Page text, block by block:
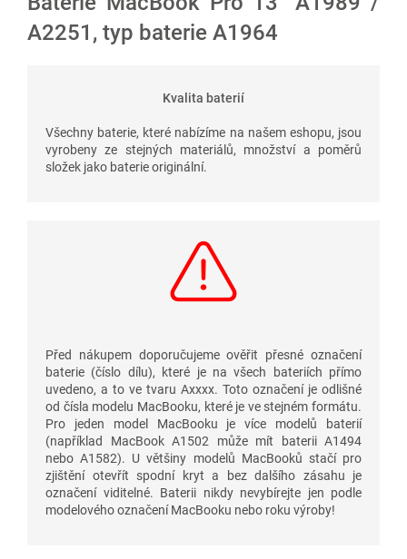
A2251, typ baterie A1964
Kvalita baterií
Všechny baterie, které nabízíme na našem eshopu, jsou
vyrobeny ze stejných materiálů, množství a poměrů
složek jako baterie originální.
Před nákupem doporučujeme ověřit přesné označení
baterie (číslo dílu), které je na všech bateriích přímo
uvedeno, a to ve tvaru Axxxx. Toto označení je odlišné
od čísla modelu MacBooku, které je ve stejném formátu.
Pro jeden model MacBooku je více modelů baterií
(například MacBook A1502 může mít baterii A1494
nebo A1582). U většiny modelů MacBooků stačí pro
zjištění otevřít spodní kryt a bez dalšího zásahu je
označení viditelné. Baterii nikdy nevybírejte jen podle
modelového označení MacBooku nebo roku výroby!